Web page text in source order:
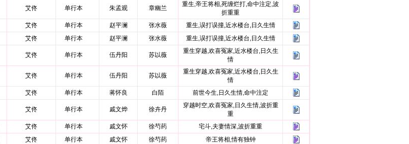
艾佟 单行本 朱孟观 章幽兰
重生,帝王将相,死缠烂打,命中注定,波
折重重
艾佟 单行本 赵平澜 张水薇
重生,误打误撞,近水楼台,日久生情
艾佟 单行本 赵平澜 张水薇 重生,误打误撞,近水楼台,日久生情
艾佟 单行本 伍丹阳 苏以薇
重生穿越,欢喜冤家,近水楼台,日久生
情
艾佟 单行本 伍丹阳 苏以薇
重生穿越,欢喜冤家,近水楼台,日久生
情
艾佟 单行本 蒋怀良 白陌 前世今生,日久生情,命中注定
艾佟 单行本 戚文烨 徐卉丹
穿越时空,欢喜冤家,日久生情,波折重
重
艾佟 单行本 戚文怀 徐芍药
宅斗,夫妻情深,波折重重
艾佟 单行本 戚文怀 徐芍药
帝王将相,情有独钟